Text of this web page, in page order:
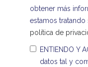
obtener más
estamos tratando
política de
ENTIENDO Y
datos tal y